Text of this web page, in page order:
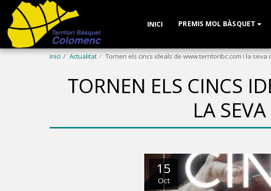
INICI PREMIS MOL BÀSQUET
Inici Actualitat Tornen els cincs ideals de www.territoribc.com i la seva
TORNEN ELS CINCS
LA
15
Oct